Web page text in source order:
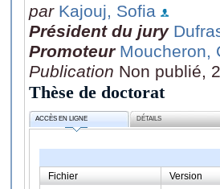
par Kajouj, Sofia
Président du jury
Promoteur Moucheron,
Publication Non publié,
Thèse de doctorat
ACCÈS EN LIGNE DÉTAILS
Fichier Version